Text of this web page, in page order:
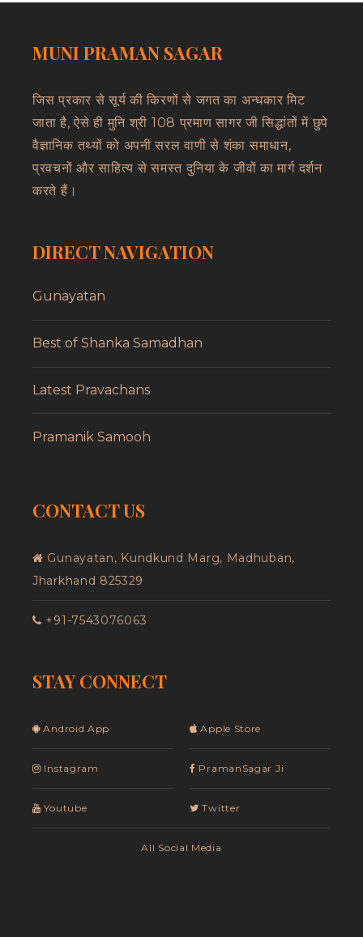
MUNI PRAMAN SAGAR
जिस प्रकार से सूर्य की किरणों से जगत का अन्धकार मिट
जाता है, ऐसे ही मुनि श्री 108 प्रमाण सागर जी सिद्धांतों में छुपे
वैज्ञानिक तथ्यों को अपनी सरल वाणी से शंका समाधान,
प्रवचनों और साहित्य से समस्त दुनिया के जीवों का मार्ग दर्शन
करते हैं।
DIRECT NAVIGATION
Gunayatan
Best of Shanka Samadhan
Latest Pravachans
Pramanik Samooh
CONTACT US
Gunayatan, Kundkund Marg, Madhuban,
Jharkhand 825329
+91-7543076063
STAY CONNECT
Android App
Instagram
Youtube
Apple Store
PramanSagar Ji
Twitter
All Social Media